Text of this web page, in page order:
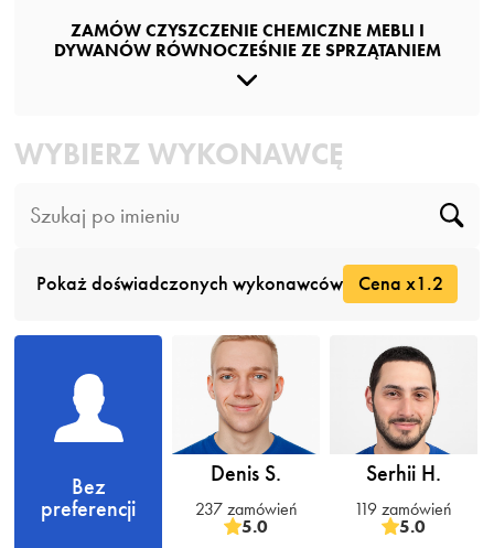
ZAMÓW CZYSZCZENIE CHEMICZNE MEBLI I
DYWANÓW RÓWNOCZEŚNIE ZE SPRZĄTANIEM
WYBIERZ WYKONAWCĘ
Pokaż doświadczonych wykonawców Cena x1.2
Bez
preferencji
Denis S.
237 zamówień
5.0
Serhii H.
119 zamówień
5.0